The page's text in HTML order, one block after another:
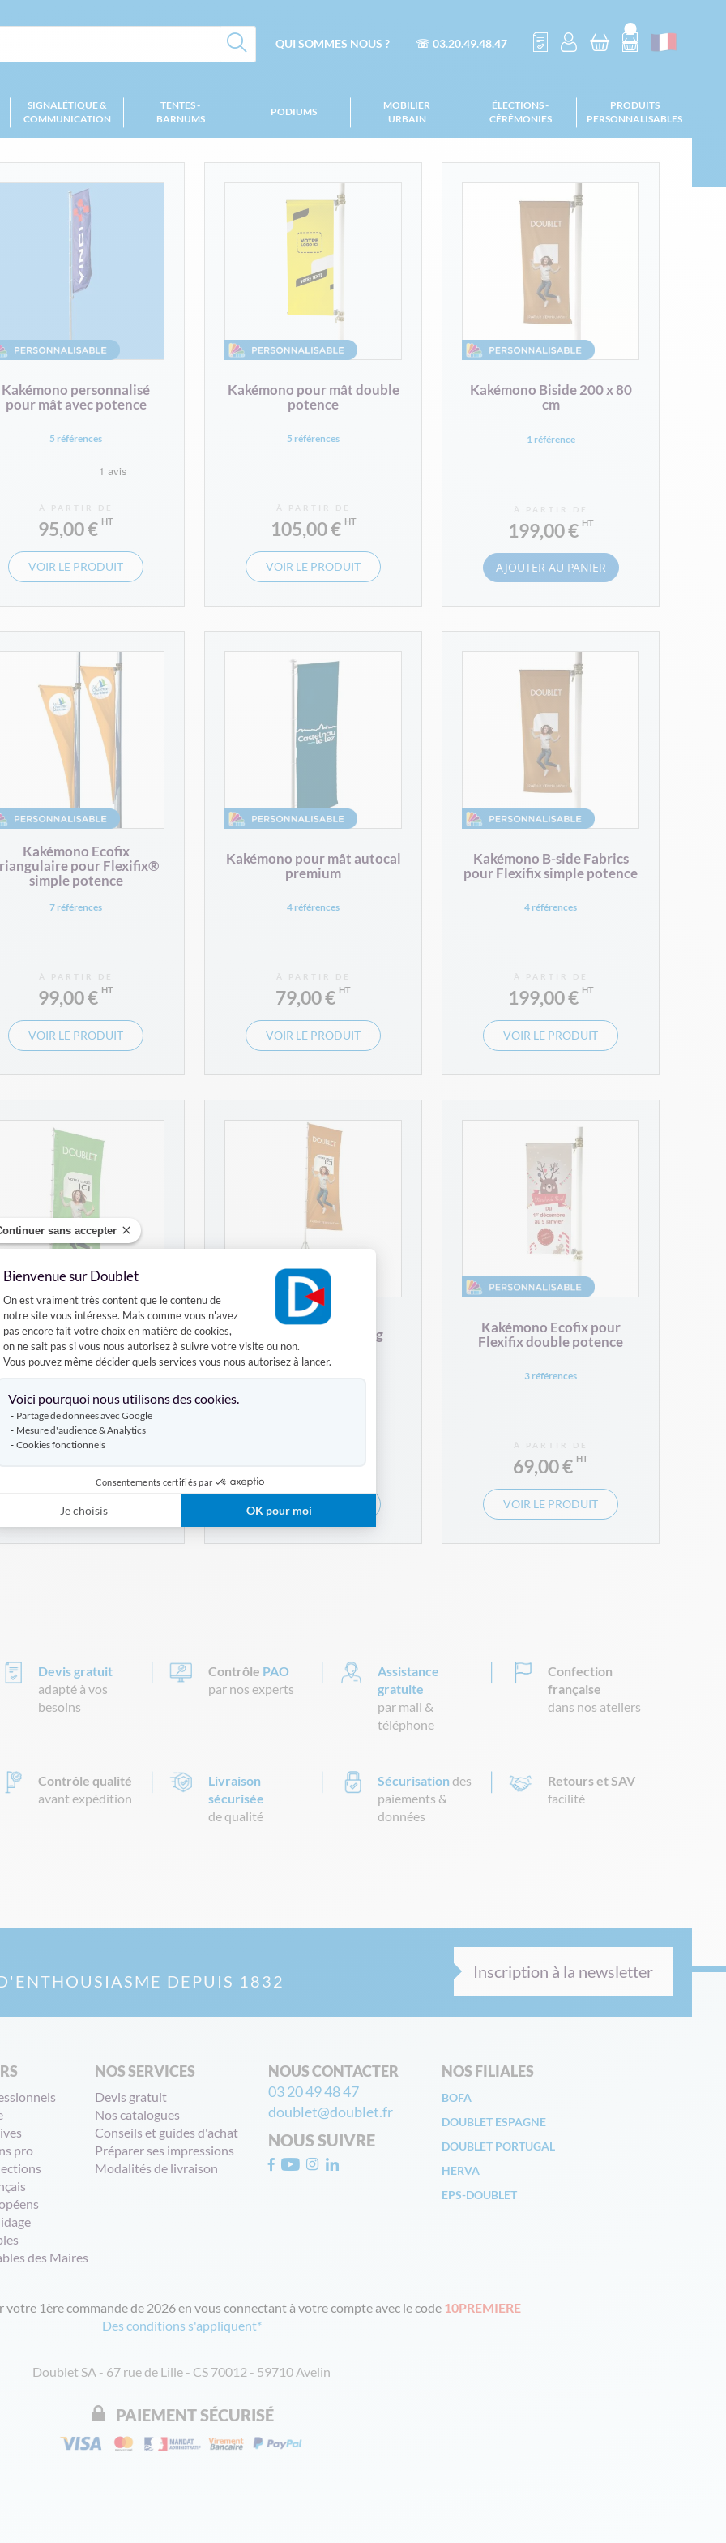
sans accepter
Bienvenue sur Doublet
Plateforme de Gestion du Consentement : Personnalisez vos Options
On est vraiment très content que le contenu de
notre site vous intéresse. Mais comme vous n'avez
pas encore fait votre choix en matière de cookies,
on ne sait pas si vous nous autorisez à suivre votre visite ou non.
Vous pouvez même décider quels services vous nous autorisez à lancer.
Voici pourquoi nous utilisons des cookies.
Partage de données avec Google
Mesure d'audience & Analytics
Cookies fonctionnels
Consentements certifiés par
Je choisis OK pour moi
QUI SOMMES NOUS ? ☏ 03.20.49.48.47
SIGNALÉTIQUE &
COMMUNICATION
TENTES -
BARNUMS
PODIUMS
MOBILIER
URBAIN
ÉLECTIONS -
CÉRÉMONIES
PRODUITS
PERSONNALISABLES
Kakémono personnalisé
pour mât avec potence
5 références
À PARTIR DE
95,00 €
VOIR LE PRODUIT
Kakémono pour mât double
potence
5 références
À PARTIR DE
105,00 €
VOIR LE PRODUIT
Kakémono Biside 200 x 80
cm
1 référence
À PARTIR DE
199,00 €
AJOUTER AU PANIER
Kakémono Ecofix
pour Flexifix®
simple potence
7 références
À PARTIR DE
99,00 €
VOIR LE PRODUIT
Kakémono pour mât autocal
premium
4 références
À PARTIR DE
79,00 €
VOIR LE PRODUIT
Kakémono B-side Fabrics
pour Flexifix simple potence
4 références
À PARTIR DE
199,00 €
VOIR LE PRODUIT
KAKEMONO ECOFIX
PR MAT KING
À PARTIR DE
AJOUTER AU PANIER
Mât télescopique King
VOIR LE PRODUIT
Kakémono Ecofix pour
Flexifix double potence
3 références
À PARTIR DE
69,00 €
VOIR LE PRODUIT
Devis gratuit
adapté à vos
besoins
Contrôle PAO
par nos experts
Assistance
gratuite
par mail &
téléphone
Confection
française
dans nos ateliers
Contrôle qualité
avant expédition
Livraison
sécurisée
de qualité
Sécurisation des
paiements &
données
Retours et SAV
facilité
DEPUIS 1832 Inscription à la newsletter
pro
des Maires
NOS SERVICES
Devis gratuit
Nos catalogues
Conseils et guides d'achat
Préparer ses impressions
Modalités de livraison
NOUS CONTACTER
03 20 49 48 47
doublet@doublet.fr
NOUS SUIVRE
NOS FILIALES
BOFA
DOUBLET ESPAGNE
DOUBLET PORTUGAL
HERVA
EPS-DOUBLET
votre 1ère commande de 2026 en vous connectant à votre compte avec le code 10PREMIERE
Des conditions s'appliquent*
Doublet SA - 67 rue de Lille - CS 70012 - 59710 Avelin
PAIEMENT SÉCURISÉ